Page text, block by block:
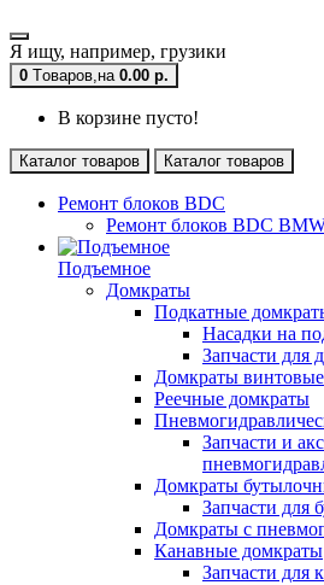
Я ищу, например, грузики
0 Tоваров,на 0.00 р.
В корзине пусто!
Каталог товаров Каталог товаров
Ремонт блоков BDC
Ремонт блоков BDC
Подъемное
Домкраты
Подкатные
Насадки на
Запчасти для
Домкраты винтовые
Реечные домкраты
Запчасти и
Домкраты
Запчасти для
Домкраты с
Канавные домкраты
Запчасти для